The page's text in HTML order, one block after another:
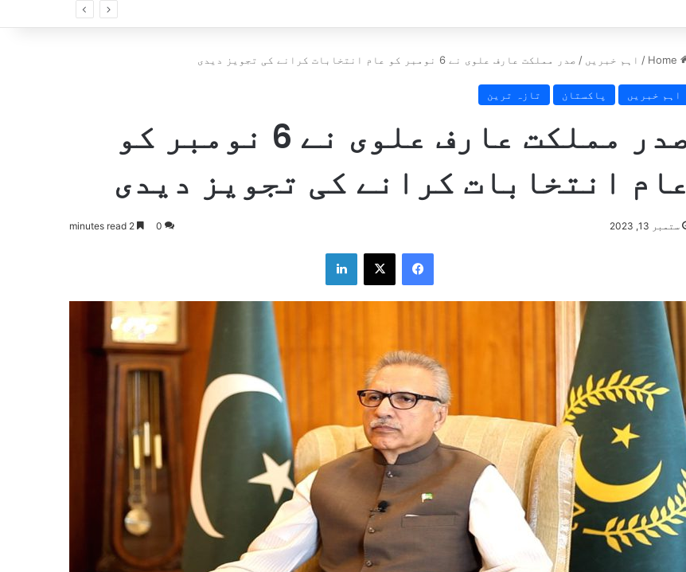
/ اہم خبریں / صدر مملکت عارف علوی نے 6 نومبر کو عام انتخابات کرانے کی تجویز دیدی
اہم خبریں پاکستان تازہ ترین
صدر مملکت عارف علوی نے 6 نومبر کو
عام انتخابات کرانے کی تجویز دیدی
ستمبر 13, 2023 0